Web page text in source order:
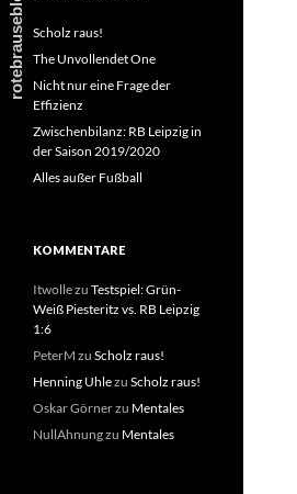
Scholz raus!
The Unvollendet One
Nicht nur eine Frage der
Effizienz
Zwischenbilanz: RB Leipzig in
der Saison 2019/2020
Alles außer Fußball
KOMMENTARE
Itwollezu Testspiel: Grün-
Weiß Piesteritz vs. RB Leipzig
1:6
PeterM zu Scholz raus!
Henning Uhlezu Scholz raus!
Oskar Görnerzu Mentales
NullAhnungzu Mentales